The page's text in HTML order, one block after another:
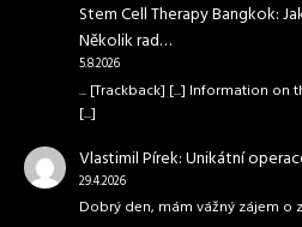
Stem Cell Therapy Bangkok:
Několik rad…
5.8.2026
... [Trackback] [...] Information on
[...]
Vlastimil Pírek:Unikátní
29.4.2026
Dobrý den, mám vážný zájem o